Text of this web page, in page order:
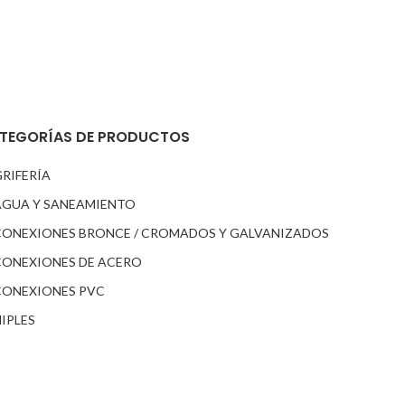
DE PRODUCTOS
Y SANEAMIENTO
BRONCE / CROMADOS Y GALVANIZADOS
DE ACERO
PVC